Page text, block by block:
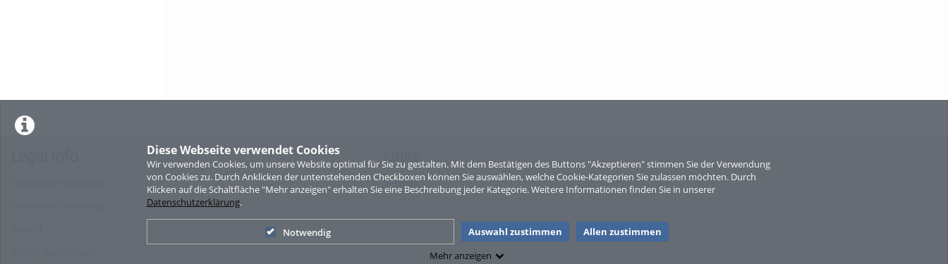
Diese Webseite verwendet Cookies
Wir verwenden Cookies, um unsere Website optimal für Sie zu gestalten. Mit dem Bestätigen des Buttons "Akzeptieren" stimmen Sie der Verwendung
von Cookies zu. Durch Anklicken der untenstehenden Checkboxen können Sie auswählen, welche Cookie-Kategorien Sie zulassen möchten. Durch
Klicken auf die Schaltfläche "Mehr anzeigen" erhalten Sie eine Beschreibung jeder Kategorie. Weitere Informationen finden Sie in unserer
Datenschutzerklärung.
Notwendig Auswahl zustimmen
Allen zustimmen
Mehr anzeigen
Sperber
Links
Sitemap